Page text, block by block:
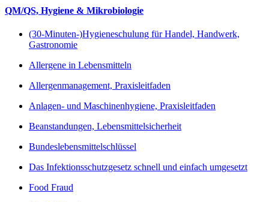
QM/QS, Hygiene & Mikrobiologie
(30-Minuten-)Hygieneschulung für Handel, Handwerk,
Gastronomie
Allergene in Lebensmitteln
Allergenmanagement, Praxisleitfaden
Anlagen- und Maschinenhygiene, Praxisleitfaden
Beanstandungen, Lebensmittelsicherheit
Bundeslebensmittelschlüssel
Das Infektionsschutzgesetz schnell und einfach umgesetzt
Food Fraud